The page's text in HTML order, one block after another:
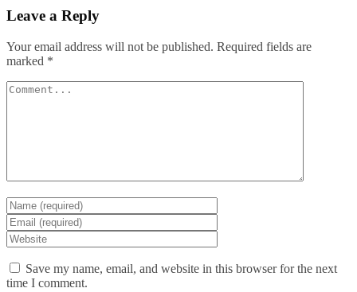
Leave a Reply
Your email address will not be published. Required fields are
marked *
Save my name, email, and website in this browser for the next
time I comment.